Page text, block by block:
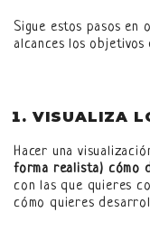
Sigue estos pasos en
alcances los
VISUALIZA
Hacer una
forma realista) cómo
con las que quieres
cómo quieres